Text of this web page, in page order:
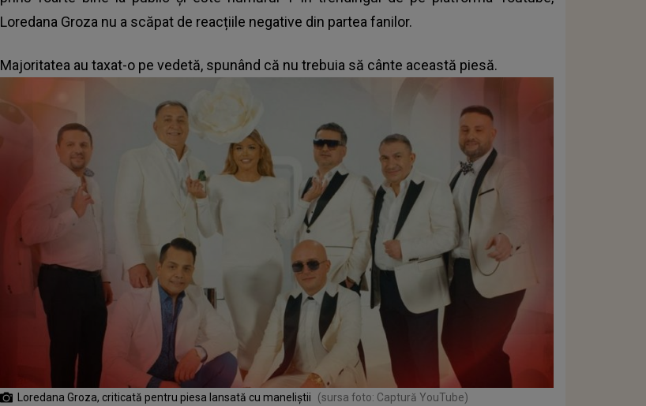
Loredana Groza nu a scăpat de reacțiile negative din partea fanilor.
Majoritatea au taxat-o pe vedetă, spunând că nu trebuia să cânte această piesă.
Loredana Groza, criticată pentru piesa lansată cu maneliștii (sursa foto: Captură YouTube)